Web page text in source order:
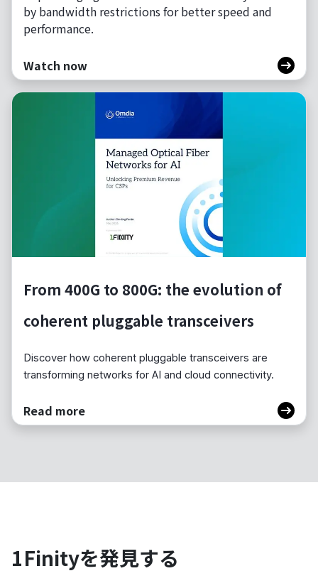
by bandwidth restrictions for better speed and
performance.
Watch now
From 400G to 800G: the evolution of
coherent pluggable transceivers
Discover how coherent pluggable transceivers are
transforming networks for AI and cloud connectivity.
Read more
1Finityを発見する